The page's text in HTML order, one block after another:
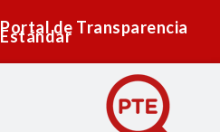
Portal de Transparencia
Estándar